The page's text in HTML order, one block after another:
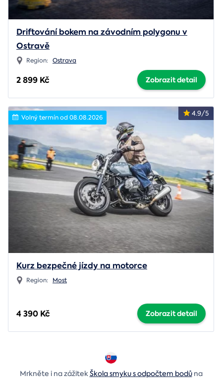
Driftování bokem na závodním polygonu v
Ostravě
Region: Ostrava
2 899 Kč Zobrazit detail
4.9/5
Volný termín od 08.08.2026
Kurz bezpečné jízdy na motorce
Region: Most
4 390 Kč Zobrazit detail
Mrkněte i na zážitekŠkola smyku s odpočtem bodůna